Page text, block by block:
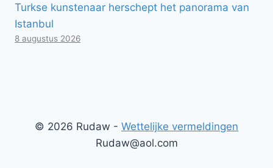
Turkse kunstenaar herschept het panorama van
Istanbul
8 augustus 2026
© 2026 Rudaw - Wettelijke vermeldingen
Rudaw@aol.com